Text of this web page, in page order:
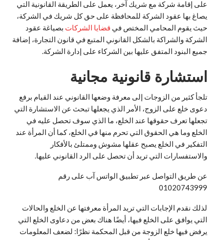
على إقامة شركة مع شريك آخر، يعمل على الطريقة القانونية التي
يصاغ بها عقود الشركة للمحافظة على حق كل شريك في الشركة،
حيث يقوم المحامي المختص في قضايا الشركات بصياغة عقود
الشركة والشراكة بالشكل القانوني المتبع في قانون التجارة، إضافة
جميع البنود المتفق عليها بين الشركاء على إدارة الشركة.
استشارة قانونية مجانية
تلجأ كثير من الزوجات إلى معرفة وضعها القانوني عند القيام برفع
دعوى خلع على الزوج، الأمر الذي يجعلها تبحث عن الاستشارة التي
تجعلها تعرف حقوقها عند الخلع، ما الذي سوف تحصل عليه في
الخلع وما هي الحقوق التي تحرم منها في الخلع، كما أن المرأة عند
التفكير في الخلع يصبح عقلها مشوش وممتلئ بالأفكار
والاستفسارات التي تريد أن تحصل على الرد القانوني عليها.
عن طريق التواصل عبر تطبيق الواتس آب على رقم
01020743999
لذلك نقدم الإجابات التي تريد المرأة معرفتها عن الخلع والحالات
التي يوافق على الخلع فيها، أيضًا هناك بعض من دعاوى الخلع التي
يرفض فيها خلع الزوجة من قبل المحكمة نظرًا: لضعف المعلومات